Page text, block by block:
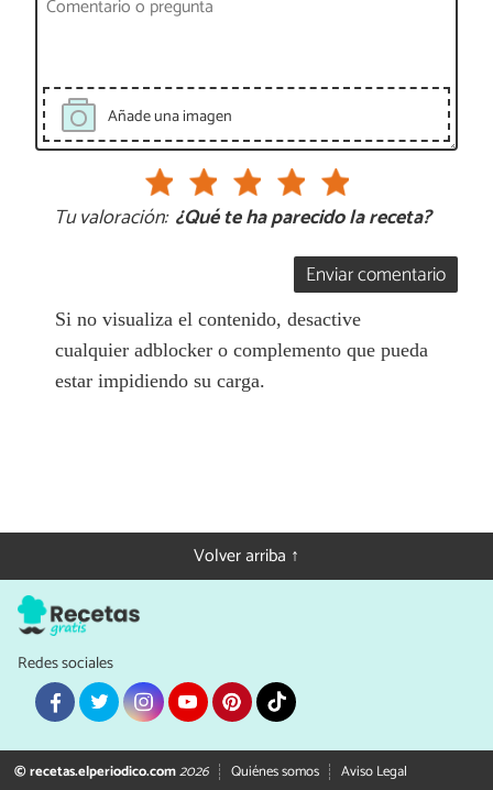
Añade una imagen
Tu valoración: ¿Qué te ha parecido la receta?
Enviar comentario
Si no visualiza el contenido, desactive
cualquier adblocker o complemento que pueda
estar impidiendo su carga.
Volver arriba ↑
Redes sociales
© recetas.elperiodico.com2026 Quiénes somos
Aviso Legal